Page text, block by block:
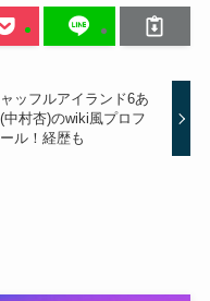
ッフルアイランド6あ
中村杏)のwiki風プロフ
ル！経歴も